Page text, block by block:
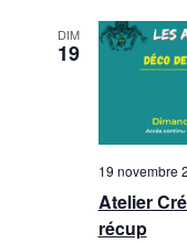
DIM
19
Atelier
récup
19 novembre